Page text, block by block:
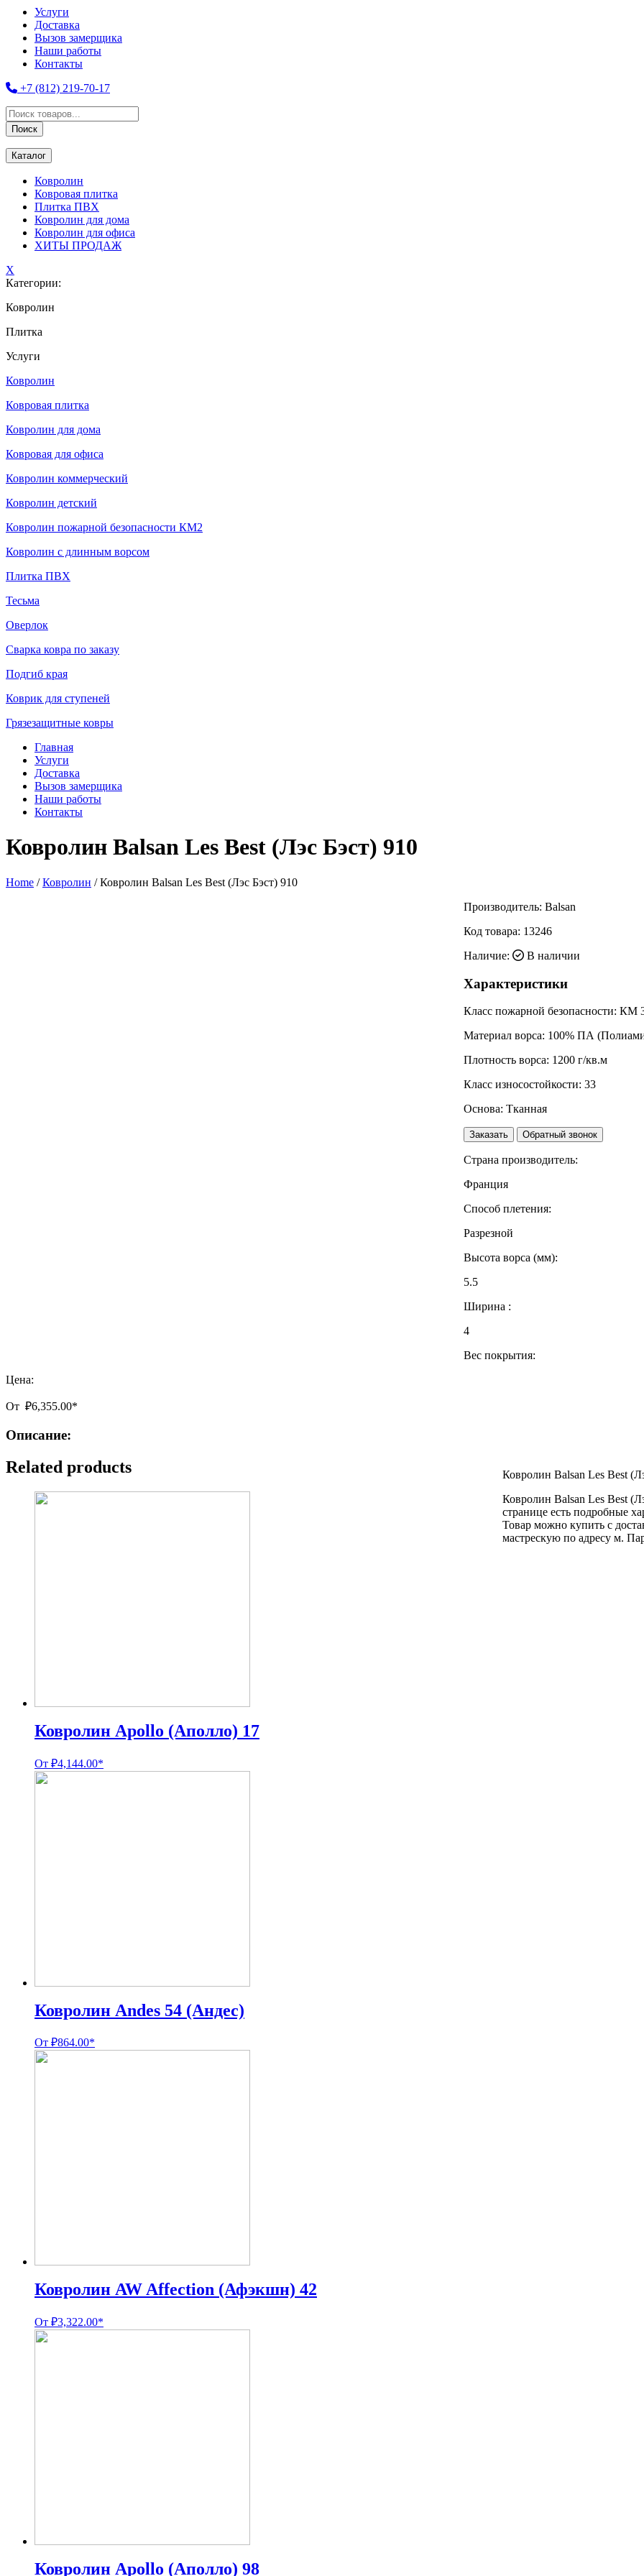
Услуги
Доставка
Вызов замерщика
Наши работы
Контакты
+7 (812) 219-70-17
Поиск
товаров
Поиск
Каталог
Ковролин
Ковровая плитка
Плитка ПВХ
Ковролин для дома
Ковролин для офиса
ХИТЫ ПРОДАЖ
X
Категории:
Ковролин
Плитка
Услуги
Ковролин
Ковровая плитка
Ковролин для дома
Ковровая для офиса
Ковролин коммерческий
Ковролин детский
Ковролин пожарной безопасности КМ2
Ковролин с длинным ворсом
Плитка ПВХ
Тесьма
Оверлок
Сварка ковра по заказу
Подгиб края
Коврик для ступеней
Грязезащитные ковры
Главная
Услуги
Доставка
Вызов замерщика
Наши работы
Контакты
Ковролин Balsan Les Best (Лэс Бэст) 910
Home /Ковролин / Ковролин Balsan Les Best (Лэс Бэст) 910
Производитель:Balsan
Код товара: 13246
Наличие:
В наличии
Характеристики
Класс пожарной безопасности: КМ
Материал ворса: 100% ПА
Плотность ворса: 1200 г/кв.м
Класс износостойкости: 33
Основа: Тканная
Заказать Обратный звонок
Страна производитель:
Франция
Способ плетения:
Разрезной
Высота ворса (мм):
5.5
Ширина :
4
Вес покрытия:
Цена:
От ₽6,355.00*
Описание:
Ковролин Balsan Les Best
Ковролин Balsan Les Best
странице есть подробные
Товар можно купить с
мастрескую по адресу м.
Related products
Ковролин Apollo (Аполло) 17
От ₽4,144.00*
Ковролин Andes 54 (Андес)
От ₽864.00*
Ковролин AW Affection (Афэкшн) 42
От ₽3,322.00*
Ковролин Apollo (Аполло) 98